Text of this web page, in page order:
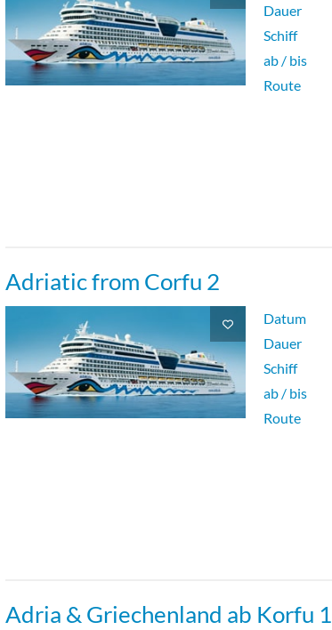
Dauer
Schiff
ab / bis
Route
Adriatic from Corfu 2
Datum
Dauer
Schiff
ab / bis
Route
Adria & Griechenland ab Korfu 1